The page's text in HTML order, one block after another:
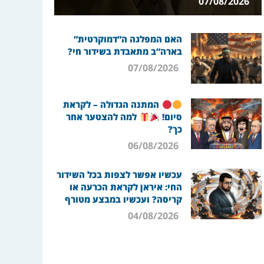
האם המפלגה ה”דמוקרטית”
בארה”ב מתאבדת בשידור חי?
07/08/2026
המתנה הגדולה – לקראת
סיום!
למה להצטער אחר
כך?
06/08/2026
עכשיו אפשר לצפות בכל השידור
החי: איראן לקראת הכרעה או
קריסה? ועכשיו במבצע מטורף
04/08/2026